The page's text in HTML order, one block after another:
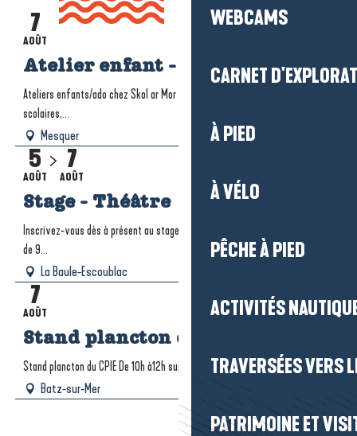
WEBCAMS
CARNET
À PIED
À VÉLO
PÊCHE À PIED
ACTIVITÉS
TRAVERSÉES VERS
PATRIMOINE ET
Lire la suite
7
AOÛT
Atelier enfant - bateau à aubes
Ateliers enfants/ado chez Skol ar Mor - Vacances Pendant les vacances
scolaires,...
Mesquer
5
AOÛT
7
AOÛT
Stage - Théâtre
Inscrivez-vous dès à présent au stage de théâtre. Pour les enfants à partir
de 9...
La Baule-Escoublac
7
AOÛT
Stand plancton du CPIE
Stand plancton du CPIE De 10h à12h sur le parking de la plage Valentin La...
Batz-sur-Mer